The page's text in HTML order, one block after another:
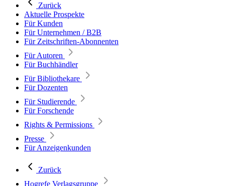
Zurück
Aktuelle Prospekte
Für Kunden
Für Unternehmen / B2B
Für Zeitschriften-Abonnenten
Für Autoren
Für Buchhändler
Für Bibliothekare
Für Dozenten
Für Studierende
Für Forschende
Rights & Permissions
Presse
Für Anzeigenkunden
Zurück
Hogrefe Verlagsgruppe